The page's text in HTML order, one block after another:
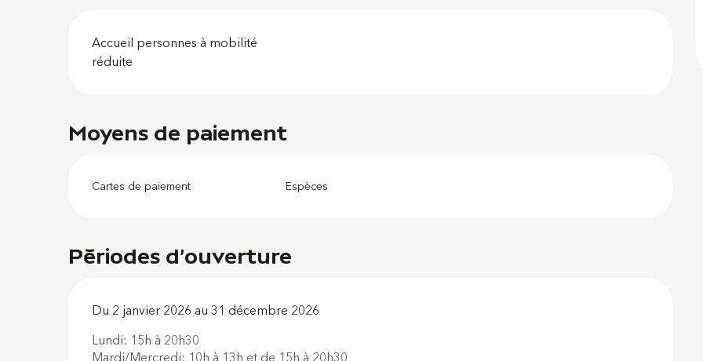
Accueil personnes à mobilité
réduite
Moyens de paiement
Cartes de paiement Espèces
Périodes d'ouverture
Du 2 janvier 2026 au 31 décembre 2026
Lundi: 15h à 20h30